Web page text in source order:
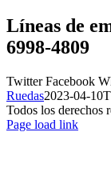
Líneas de
6998-4809
TwitterFacebook
Ruedas2023-04-
Todos los derechos
Page load link